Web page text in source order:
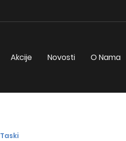
Akcije Novosti O Nama
Taski